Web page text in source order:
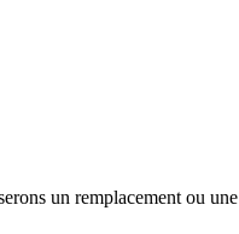
un remplacement ou